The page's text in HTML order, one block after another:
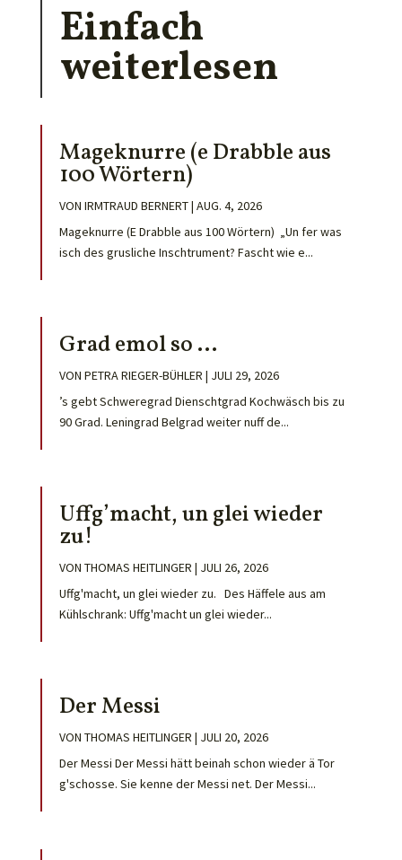
Einfach
weiterlesen
Mageknurre (e Drabble aus
100 Wörtern)
VON IRMTRAUD BERNERT| AUG. 4, 2026
Mageknurre (E Drabble aus 100 Wörtern) „Un fer was
isch des grusliche Inschtrument? Fascht wie e...
Grad emol so …
VON PETRA RIEGER-BÜHLER | JULI 29, 2026
’s gebt Schweregrad Dienschtgrad Kochwäsch bis zu
90 Grad. Leningrad Belgrad weiter nuff de...
Uffg’macht, un glei wieder
zu!
VON THOMAS HEITLINGER | JULI 26, 2026
Uffg'macht, un glei wieder zu. Des Häffele aus am
Kühlschrank: Uffg'macht un glei wieder...
Der Messi
VON THOMAS HEITLINGER | JULI 20, 2026
Der Messi Der Messi hätt beinah schon wieder ä Tor
g'schosse. Sie kenne der Messi net. Der Messi...